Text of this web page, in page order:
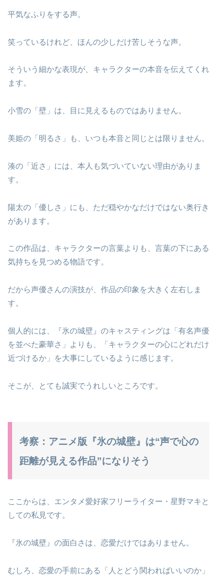
平気なふりをする声。
笑っているけれど、ほんの少しだけ苦しそうな声。
そういう細かな表現が、キャラクターの本音を伝えてくれ
ます。
小雪の「壁」は、目に見えるものではありません。
美姫の「明るさ」も、いつも本音と同じとは限りません。
湊の「近さ」には、本人も気づいていない理由がありま
す。
陽太の「優しさ」にも、ただ穏やかなだけではない奥行き
があります。
この作品は、キャラクターの言葉よりも、言葉の下にある
気持ちを見つめる物語です。
だから声優さんの演技が、作品の印象を大きく左右しま
す。
個人的には、『氷の城壁』のキャスティングは「有名声優
を並べた豪華さ」よりも、「キャラクターの心にどれだけ
近づけるか」を大事にしているように感じます。
そこが、とても誠実でうれしいところです。
考察：アニメ版『氷の城壁』は“声で心の
距離が見える作品”になりそう
ここからは、エンタメ愛好家フリーライター・星野マキと
しての私見です。
『氷の城壁』の面白さは、恋愛だけではありません。
むしろ、恋愛の手前にある「人とどう関わればいいのか」